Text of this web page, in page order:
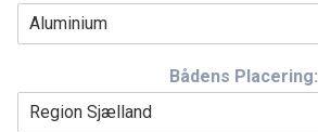
Bådens Placering: